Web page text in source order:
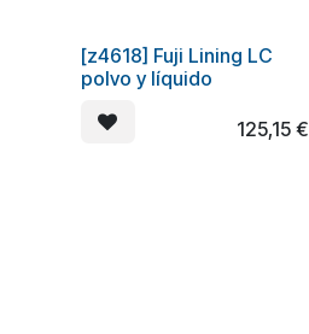
[z4618] Fuji Lining LC
polvo y líquido
125,15€